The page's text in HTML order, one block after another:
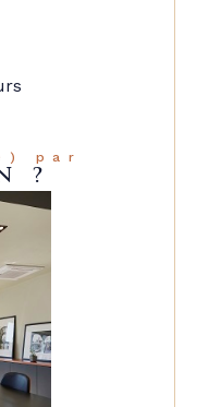
par
?